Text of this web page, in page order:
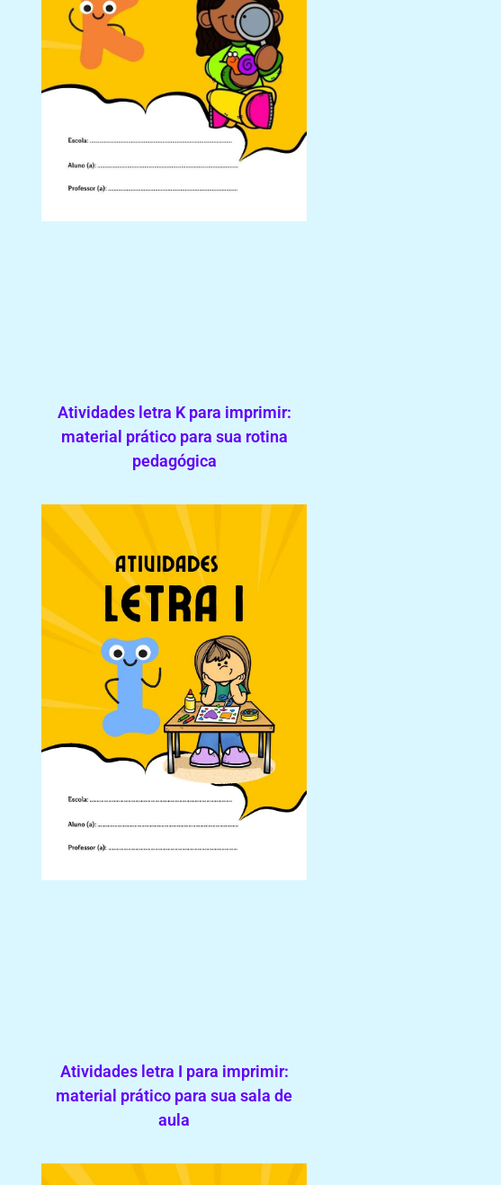
Atividades letra K para imprimir:
material prático para sua rotina
pedagógica
Atividades letra I para imprimir:
material prático para sua sala de
aula